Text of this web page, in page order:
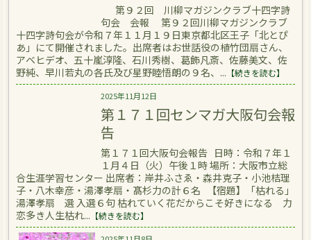
第９２回 川柳マガジンクラブ十四字詩
句会 会報 第９２回川柳マガジンクラブ
十四字詩句会が令和７年１１月１９日東京都北区王子「北とぴ
あ」にて開催されました。出席者はお世話役の植竹団扇さん、
アベヒデオ、五十嵐淳隆、石川秀樹、葛飾凡斎、佐藤美文、佐
野純、早川若丸の各氏及び星野睦悟朗の９名、... 【続きを読む】
2025年11月12日
第１７１回センマガ大阪句会報
告
第１７１回大阪句会報告 日時：令和７年１
１月４日（火）午後１時 場所：大阪市立総
合生涯学習センター 出席者：岸井ふさゑ・森井克子・小池桔理
子・八木幸彦・湯澤孝扇・髙杉力の計６名 【宿題】「枯れる」
湯澤孝扇 選 入選６句 枯れていく花だからこそ好きになる 力
恋多き人生枯れ... 【続きを読む】